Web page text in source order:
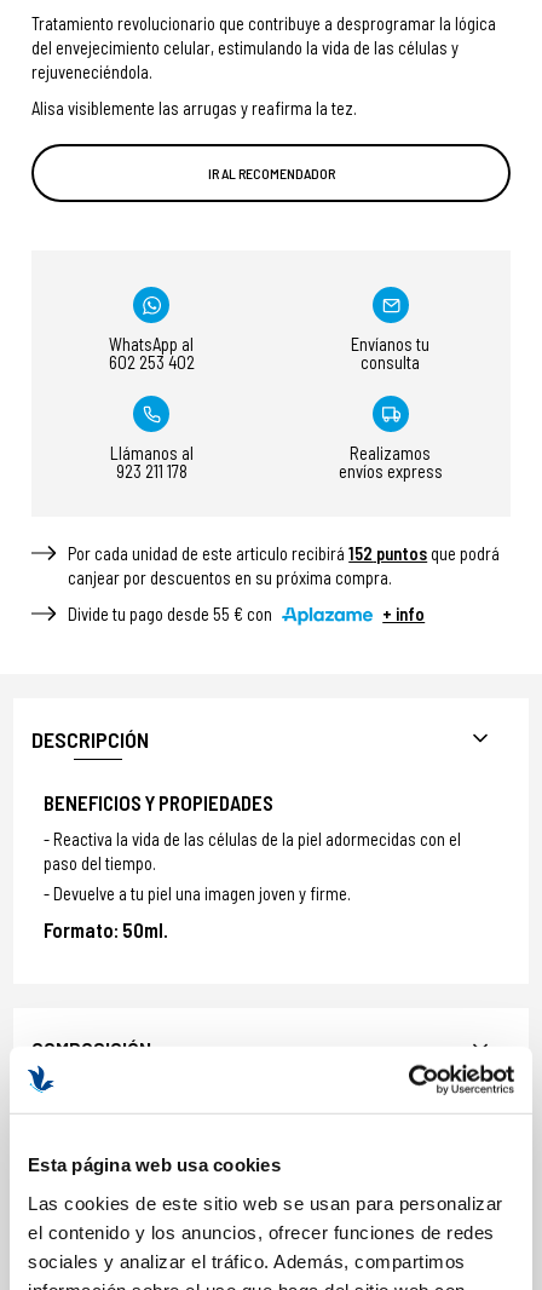
Esta página web usa cookies
Las cookies de este sitio web se usan para personalizar
el contenido y los anuncios, ofrecer funciones de redes
sociales y analizar el tráfico. Además, compartimos
Tratamiento revolucionario que contribuye a desprogramar la lógica
del envejecimiento celular, estimulando la vida de las células y
rejuveneciéndola.
Alisa visiblemente las arrugas y reafirma la tez.
IR AL RECOMENDADOR
WhatsApp al
602 253 402
Envíanos tu
consulta
Llámanos al
923 211 178
Realizamos
envíos express
Por cada unidad de este articulo recibirá152 puntos que podrá
canjear por descuentos en su próxima compra.
Divide tu pago desde 55 € con
+ info
DESCRIPCIÓN
BENEFICIOS Y PROPIEDADES
Reactiva la vida de las células de la piel adormecidas con el
paso del tiempo.
Devuelve a tu piel una imagen joven y firme.
Formato: 50ml.
COMPOSICIÓN
ACTIVOS
suministra la energía celular necesaria para las funciones vitales
de las células, y Actinergie, que aumenta la oxigenación celular.
INGREDIENTES
Water/Eau (Aqua), Dimethicone, Propylene Glycol,